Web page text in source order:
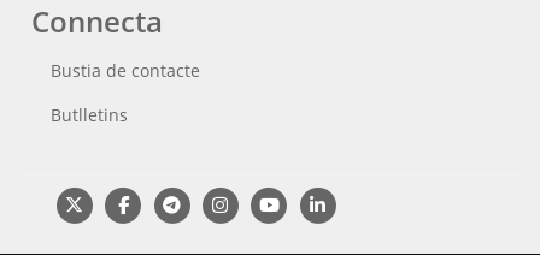
Connecta
Bustia de contacte
Butlletins